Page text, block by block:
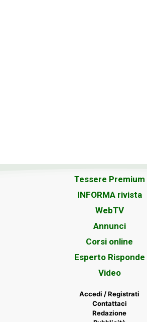
Tessere Premium
INFORMA rivista
WebTV
Annunci
Corsi online
Esperto Risponde
Video
Accedi / Registrati
Contattaci
Redazione